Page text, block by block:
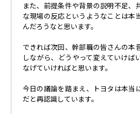
また、前提条件や背景の説明不足、
な現場の反応というようなことは本
んだろうなと思います。
できれば次回、幹部職の皆さんの本
しながら、どうやって変えていけば
なげていければと思います。
今日の議論を踏まえ、トヨタは本当
だと再認識しています。